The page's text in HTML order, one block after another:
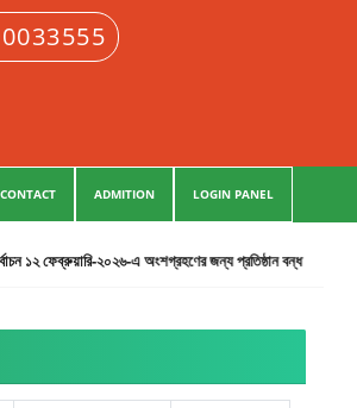
CONTACT ADMITION LOGIN PANEL
১২ ফেব্রুয়ারি-২০২৬-এ অংশগ্রহণের জন্য প্রতিষ্ঠান বন্ধ প্রসঙ্গে।